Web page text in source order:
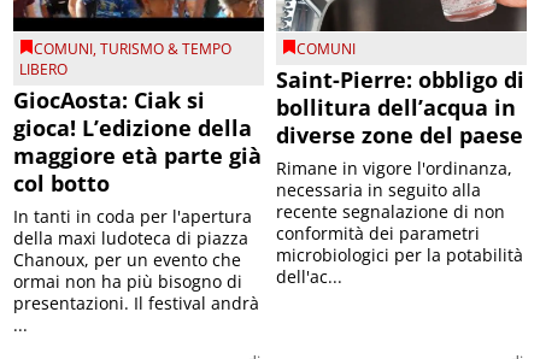
COMUNI,TURISMO & TEMPO
LIBERO
GiocAosta: Ciak si
gioca! L’edizione della
maggiore età parte già
col botto
In tanti in coda per l'apertura
della maxi ludoteca di piazza
Chanoux, per un evento che
ormai non ha più bisogno di
presentazioni. Il festival andrà
...
COMUNI
Saint-Pierre: obbligo di
bollitura dell’acqua in
diverse zone del paese
Rimane in vigore l'ordinanza,
necessaria in seguito alla
recente segnalazione di non
conformità dei parametri
microbiologici per la potabilità
dell'ac...